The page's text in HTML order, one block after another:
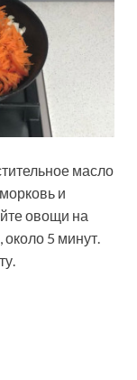
масло
и
овощи на
5 минут.